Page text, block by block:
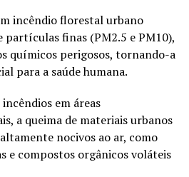
incêndio florestal urbano
finas (PM2.5 e PM10),
químicos perigosos, tornando-a
para a saúde humana.
em áreas
a queima de materiais urbanos
nocivos ao ar, como
e compostos orgânicos voláteis